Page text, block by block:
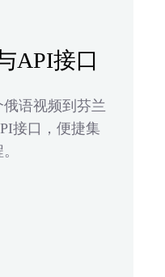
API接口
语视频到芬兰
接口，便捷集